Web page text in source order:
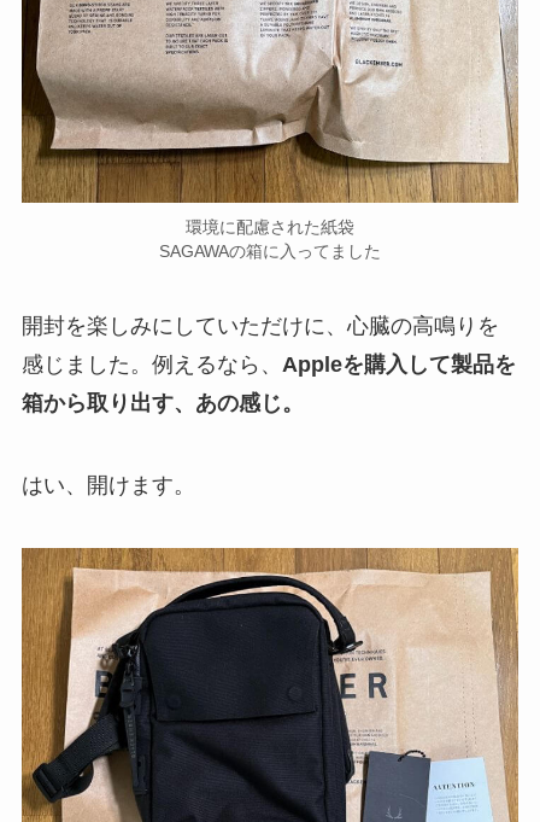
環境に配慮された紙袋
SAGAWAの箱に入ってました
開封を楽しみにしていただけに、心臓の高鳴りを
感じました。例えるなら、 Appleを購入して製品を
箱から取り出す、あの感じ。
はい、開けます。